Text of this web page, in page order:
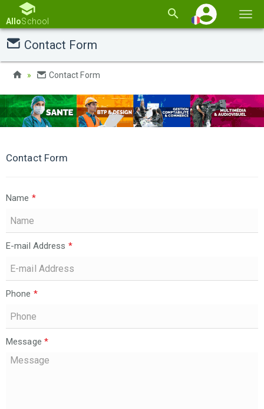
la
AlloSchool
Contact Form
Contact Form
Contact Form
Name *
E-mail Address *
Phone *
Message *